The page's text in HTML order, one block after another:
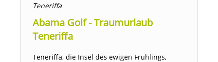
Teneriffa
Abama Golf - Traumurlaub
Teneriffa
Teneriffa, die Insel des ewigen Frühlings,